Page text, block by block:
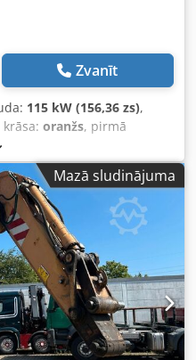
Zvanīt
115 kW (156,36 zs),
krāsa: oranžs, pirmā
gads:
Modeļa gads: 2012
Tehniskā
22 600 kg
cm CE marķējums: jā
labs Vizuālais stāvoklis:
pēc pieprasījuma
pilna servisa vēsture,
En Ndo Tsf - 80 %
1300 mm, 450 mm un
- Papildus iespējama
Mazā sludinājuma